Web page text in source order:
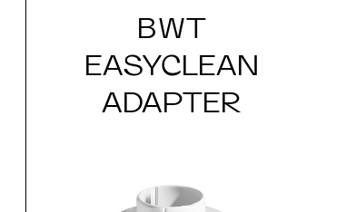
BWT
EASYCLEAN
ADAPTER